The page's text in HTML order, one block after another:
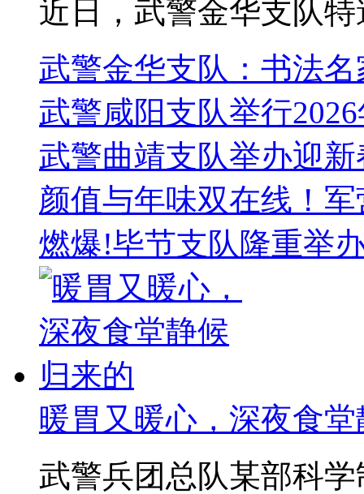
近日，武警金华支队
武警金华支队：书法
武警咸阳支队举行
武警曲靖支队举办迎
颜值与年味双在线！
燃爆!毕节支队隆重举
暖胃又暖心，深夜食
武警兵团总队某部科